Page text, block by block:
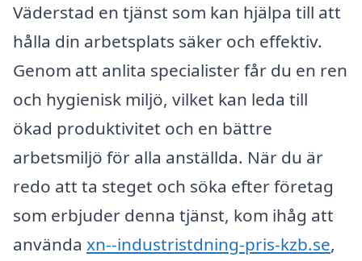
Väderstad en tjänst som kan hjälpa till att
hålla din arbetsplats säker och effektiv.
Genom att anlita specialister får du en ren
och hygienisk miljö, vilket kan leda till
ökad produktivitet och en bättre
arbetsmiljö för alla anställda. När du är
redo att ta steget och söka efter företag
som erbjuder denna tjänst, kom ihåg att
använda xn--industristdning-pris-kzb.se,